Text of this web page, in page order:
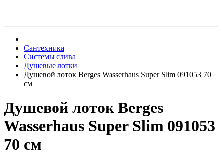
Сантехника
Системы слива
Душевые лотки
Душевой лоток Berges Wasserhaus Super Slim 091053 70
см
Душевой лоток Berges
Wasserhaus Super Slim 091053
70 см